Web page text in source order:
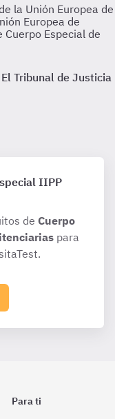
la Unión Europea de
Europea de
Especial de
Tribunal de Justicia
IIPP
de Cuerpo
para
Para ti